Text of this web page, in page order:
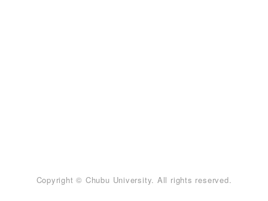
Copyright © Chubu University. All rights reserved.